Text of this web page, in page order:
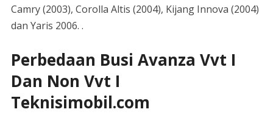
Camry (2003), Corolla Altis (2004), Kijang Innova (2004)
dan Yaris 2006. .
Perbedaan Busi Avanza Vvt I
Dan Non Vvt I
Teknisimobil.com